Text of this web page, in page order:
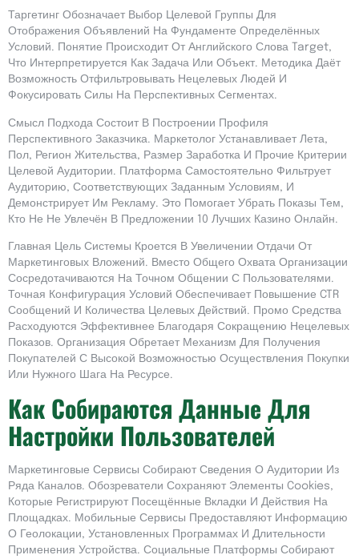
Таргетинг Обозначает Выбор Целевой Группы Для
Отображения Объявлений На Фундаменте Определённых
Условий. Понятие Происходит От Английского Слова Target,
Что Интерпретируется Как Задача Или Объект. Методика Даёт
Возможность Отфильтровывать Нецелевых Людей И
Фокусировать Силы На Перспективных Сегментах.
Смысл Подхода Состоит В Построении Профиля
Перспективного Заказчика. Маркетолог Устанавливает Лета,
Пол, Регион Жительства, Размер Заработка И Прочие Критерии
Целевой Аудитории. Платформа Самостоятельно Фильтрует
Аудиторию, Соответствующих Заданным Условиям, И
Демонстрирует Им Рекламу. Это Помогает Убрать Показы Тем,
Кто Не Не Увлечён В Предложении 10 Лучших Казино Онлайн.
Главная Цель Системы Кроется В Увеличении Отдачи От
Маркетинговых Вложений. Вместо Общего Охвата Организации
Сосредотачиваются На Точном Общении С Пользователями.
Точная Конфигурация Условий Обеспечивает Повышение CTR
Сообщений И Количества Целевых Действий. Промо Средства
Расходуются Эффективнее Благодаря Сокращению Нецелевых
Показов. Организация Обретает Механизм Для Получения
Покупателей С Высокой Возможностью Осуществления Покупки
Или Нужного Шага На Ресурсе.
Как Собираются Данные Для
Настройки Пользователей
Маркетинговые Сервисы Собирают Сведения О Аудитории Из
Ряда Каналов. Обозреватели Сохраняют Элементы Cookies,
Которые Регистрируют Посещённые Вкладки И Действия На
Площадках. Мобильные Сервисы Предоставляют Информацию
О Геолокации, Установленных Программах И Длительности
Применения Устройства. Социальные Платформы Собирают